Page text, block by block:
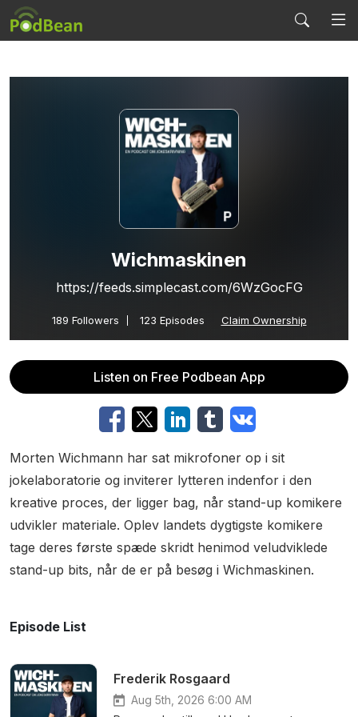
Wichmaskinen
https://feeds.simplecast.com/6WzGocFG
189 Followers 123 Episodes Claim Ownership
Listen on Free Podbean App
Morten Wichmann har sat mikrofoner op i sit
jokelaboratorie og inviterer lytteren indenfor i den
kreative proces, der ligger bag, når stand-up komikere
udvikler materiale. Oplev landets dygtigste komikere
tage deres første spæde skridt henimod veludviklede
stand-up bits, når de er på besøg i Wichmaskinen.
Episode List
Frederik Rosgaard
Aug 5th, 2026 6:00 AM